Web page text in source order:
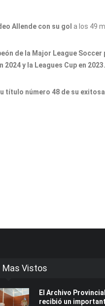
Allende con su gol a los 49
de la Major League
2024 y la Leagues Cup en 2023.
título número 48 de su
Mas Vistos
El Archivo Provincial
recibió un